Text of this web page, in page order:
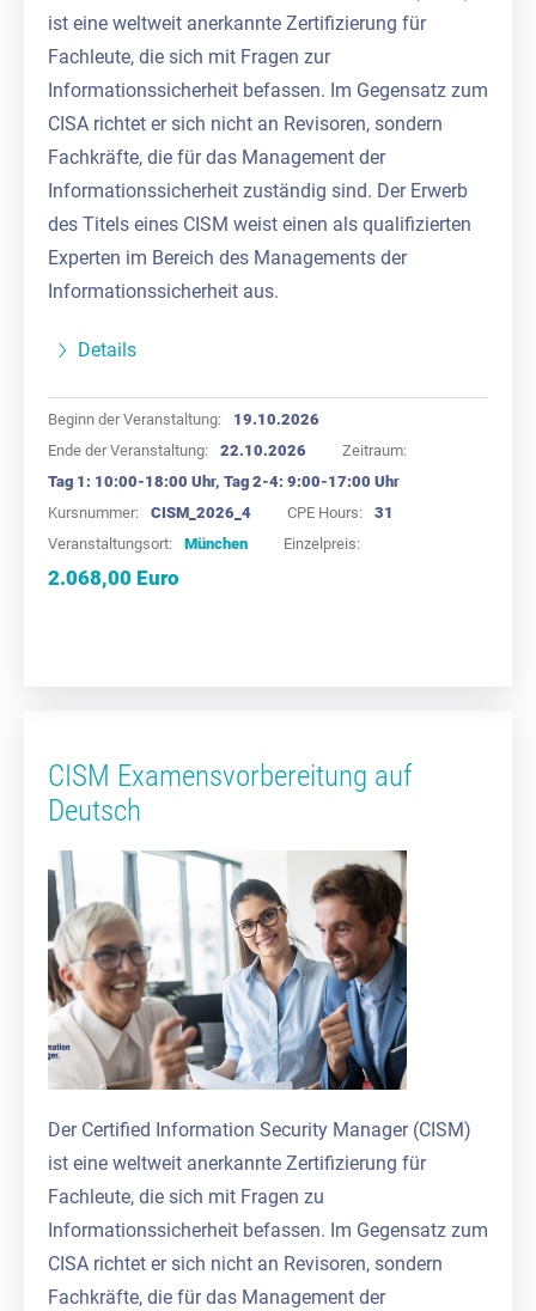
ist eine weltweit anerkannte Zertifizierung für
Fachleute, die sich mit Fragen zur
Informationssicherheit befassen. Im Gegensatz zum
CISA richtet er sich nicht an Revisoren, sondern
Fachkräfte, die für das Management der
Informationssicherheit zuständig sind. Der Erwerb
des Titels eines CISM weist einen als qualifizierten
Experten im Bereich des Managements der
Informationssicherheit aus.
Details
Beginn der Veranstaltung:
19.10.2026
Ende der Veranstaltung:
22.10.2026
Zeitraum:
Tag 1: 10:00-18:00 Uhr, Tag 2-4: 9:00-17:00 Uhr
Kursnummer:
CISM_2026_4 CPE Hours:
31
Veranstaltungsort:
München Einzelpreis:
2.068,00 Euro
CISM Examensvorbereitung auf
Deutsch
Der Certified Information Security Manager (CISM)
ist eine weltweit anerkannte Zertifizierung für
Fachleute, die sich mit Fragen zu
Informationssicherheit befassen. Im Gegensatz zum
CISA richtet er sich nicht an Revisoren, sondern
Fachkräfte, die für das Management der